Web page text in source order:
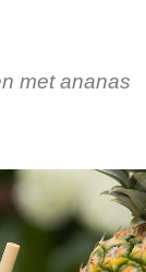
met ananas